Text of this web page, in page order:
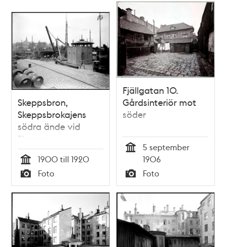
Skeppsbron,
Skeppsbrokajens
södra ände vid
Slussen
Tid
1900 till 1920
Typ
Foto
Fjällgatan 10.
Gårdsinteriör mot
söder
5 september
1906
Typ
Foto